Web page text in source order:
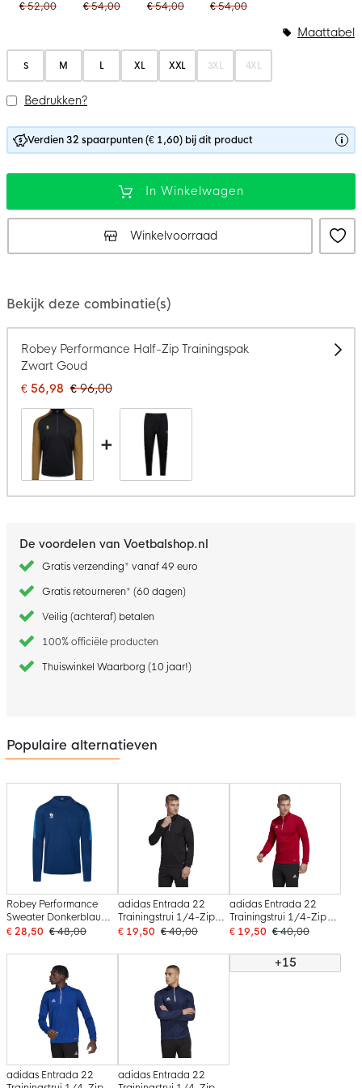
€ 52,00
€ 54,00
€ 54,00
€ 54,00
S M L XL XXL 3XL 4XL
Maattabel
Bedrukken?
Verdien 32 spaarpunten (€ 1,60) bij dit product
In Winkelwagen
Winkelvoorraad
Bekijk deze combinatie(s)
Robey Performance Half-Zip Trainingspak
Zwart Goud
€ 56,98 € 96,00
+
De voordelen van Voetbalshop.nl
Gratis verzending* vanaf 49 euro
Gratis retourneren* (60 dagen)
Veilig (achteraf) betalen
100% officiële producten
Thuiswinkel Waarborg (10 jaar!)
Populaire alternatieven
Robey Performance
Sweater Donkerblauw
Blauw
€ 28,50 € 48,00
adidas Entrada 22
Trainingstrui 1/4-Zip
Zwart Wit
€ 19,50 € 40,00
adidas Entrada 22
Trainingstrui 1/4-Zip
Rood Wit
€ 19,50 € 40,00
adidas Entrada 22
adidas Entrada 22
+15